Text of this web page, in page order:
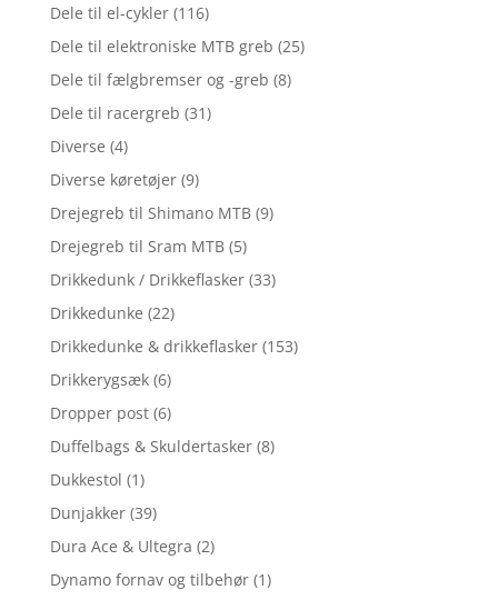
Dele til el-cykler (116)
Dele til elektroniske MTB greb (25)
Dele til fælgbremser og -greb (8)
Dele til racergreb (31)
Diverse (4)
Diverse køretøjer (9)
Drejegreb til Shimano MTB (9)
Drejegreb til Sram MTB (5)
Drikkedunk / Drikkeflasker (33)
Drikkedunke (22)
Drikkedunke & drikkeflasker (153)
Drikkerygsæk (6)
Dropper post (6)
Duffelbags & Skuldertasker (8)
Dukkestol (1)
Dunjakker (39)
Dura Ace & Ultegra (2)
Dynamo fornav og tilbehør (1)